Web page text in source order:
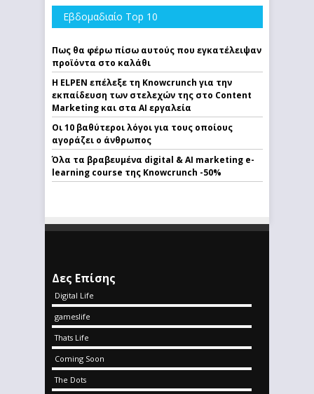
Εβδομαδιαίο Top 10
Πως θα φέρω πίσω αυτούς που εγκατέλειψαν
προϊόντα στο καλάθι
Η ELPEN επέλεξε τη Knowcrunch για την
εκπαίδευση των στελεχών της στο Content
Marketing και στα AI εργαλεία
Οι 10 βαθύτεροι λόγοι για τους οποίους
αγοράζει ο άνθρωπος
Όλα τα βραβευμένα digital & AI marketing e-
learning course της Knowcrunch -50%
Δες Επίσης
Digital Life
gameslife
Thats Life
Coming Soon
The Dots